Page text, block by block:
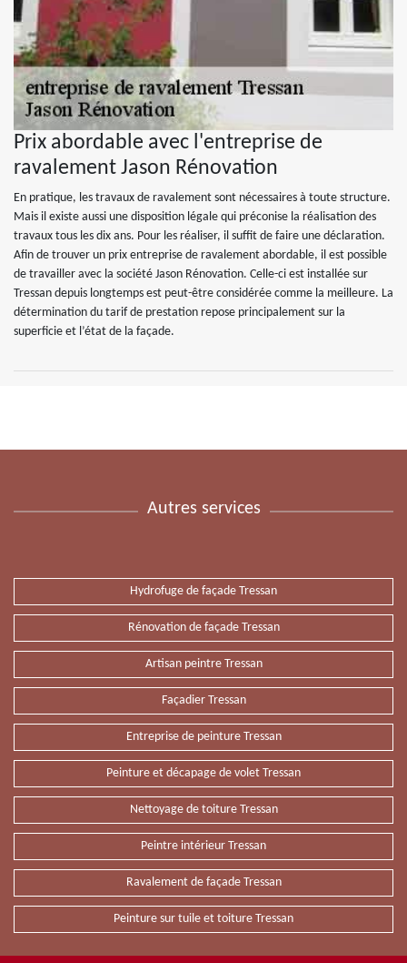
Prix abordable avec l'entreprise de
ravalement Jason Rénovation
En pratique, les travaux de ravalement sont nécessaires à toute structure.
Mais il existe aussi une disposition légale qui préconise la réalisation des
travaux tous les dix ans. Pour les réaliser, il suffit de faire une déclaration.
Afin de trouver un prix entreprise de ravalement abordable, il est possible
de travailler avec la société Jason Rénovation. Celle-ci est installée sur
Tressan depuis longtemps est peut-être considérée comme la meilleure. La
détermination du tarif de prestation repose principalement sur la
superficie et l’état de la façade.
Autres services
Hydrofuge de façade Tressan
Rénovation de façade Tressan
Artisan peintre Tressan
Façadier Tressan
Entreprise de peinture Tressan
Peinture et décapage de volet Tressan
Nettoyage de toiture Tressan
Peintre intérieur Tressan
Ravalement de façade Tressan
Peinture sur tuile et toiture Tressan